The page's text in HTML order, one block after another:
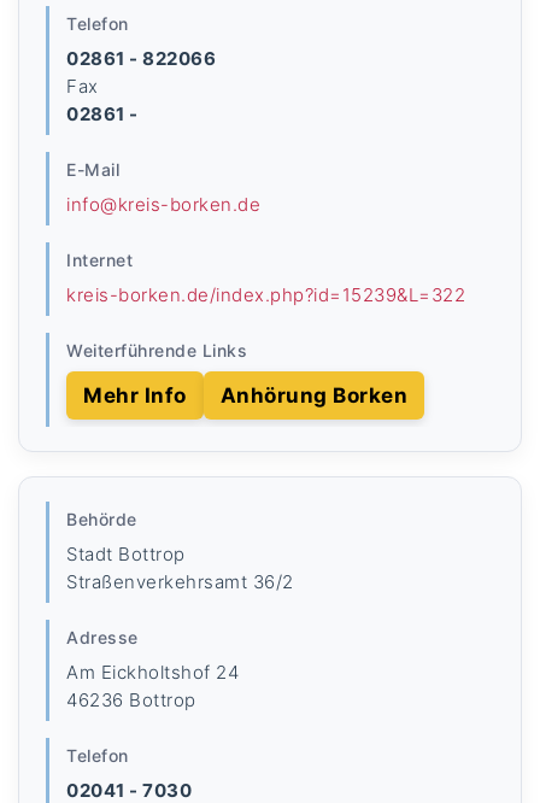
Telefon
02861 - 822066
Fax
02861 -
E-Mail
info@kreis-borken.de
Internet
kreis-borken.de/index.php?id=15239&L=322
Weiterführende Links
Mehr Info Anhörung Borken
Behörde
Stadt Bottrop
Straßenverkehrsamt 36/2
Adresse
Am Eickholtshof 24
46236 Bottrop
Telefon
02041 - 7030